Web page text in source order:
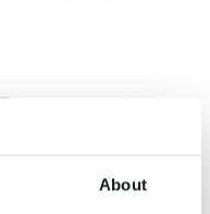
About